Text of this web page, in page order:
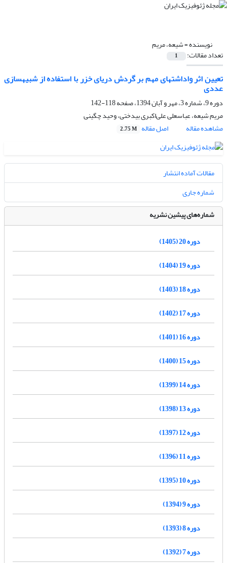
نویسنده =شیعه، مریم
تعداد مقالات: 1
تعیین اثر واداشت­های مهم بر گردش دریای خزر با استفاده از شبیه­سازی
عددی
دوره 9، شماره 3، مهر و آبان 1394، صفحه
118-142
مریم شیعه، عباسعلی علی‌اکبری بیدختی، وحید چگینی
مشاهده مقاله
اصل مقاله 2.75 M
مقالات آماده انتشار
شماره جاری
شماره‌های پیشین نشریه
دوره 20 (1405)
دوره 19 (1404)
دوره 18 (1403)
دوره 17 (1402)
دوره 16 (1401)
دوره 15 (1400)
دوره 14 (1399)
دوره 13 (1398)
دوره 12 (1397)
دوره 11 (1396)
دوره 10 (1395)
دوره 9 (1394)
دوره 8 (1393)
دوره 7 (1392)